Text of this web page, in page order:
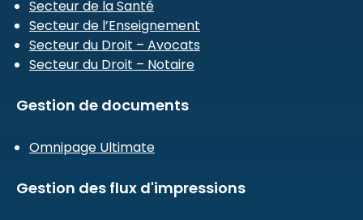
Secteur de la Santé
Secteur de l’Enseignement
Secteur du Droit – Avocats
Secteur du Droit – Notaire
Gestion de documents
Omnipage Ultimate
Gestion des flux d'impressions